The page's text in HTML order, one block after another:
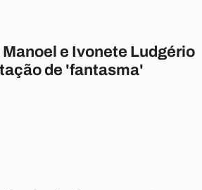
e Ivonete Ludgério
de 'fantasma'